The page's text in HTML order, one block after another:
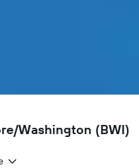
Washington (BWI)